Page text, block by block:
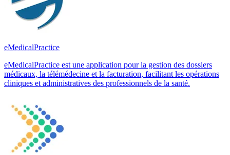
eMedicalPractice
eMedicalPractice est une application pour la gestion des dossiers
médicaux, la télémédecine et la facturation, facilitant les opérations
cliniques et administratives des professionnels de la santé.